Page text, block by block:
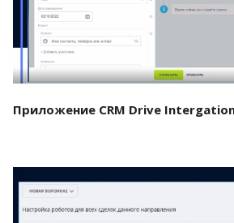
Приложение CRM Drive